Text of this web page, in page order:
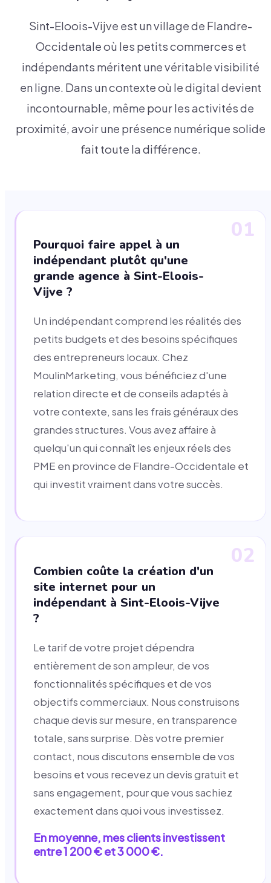
Sint-Eloois-Vijve est un village de Flandre-
Occidentale où les petits commerces et
indépendants méritent une véritable visibilité
en ligne. Dans un contexte où le digital devient
incontournable, même pour les activités de
proximité, avoir une présence numérique solide
fait toute la différence.
01
Pourquoi faire appel à un
indépendant plutôt qu'une
grande agence à Sint-Eloois-
Vijve ?
Un indépendant comprend les réalités des
petits budgets et des besoins spécifiques
des entrepreneurs locaux. Chez
MoulinMarketing, vous bénéficiez d'une
relation directe et de conseils adaptés à
votre contexte, sans les frais généraux des
grandes structures. Vous avez affaire à
quelqu'un qui connaît les enjeux réels des
PME en province de Flandre-Occidentale et
qui investit vraiment dans votre succès.
02
Combien coûte la création d'un
site internet pour un
indépendant à Sint-Eloois-Vijve
?
Le tarif de votre projet dépendra
entièrement de son ampleur, de vos
fonctionnalités spécifiques et de vos
objectifs commerciaux. Nous construisons
chaque devis sur mesure, en transparence
totale, sans surprise. Dès votre premier
contact, nous discutons ensemble de vos
besoins et vous recevez un devis gratuit et
sans engagement, pour que vous sachiez
exactement dans quoi vous investissez.
En moyenne, mes clients investissent
entre 1 200 € et 3 000 €.